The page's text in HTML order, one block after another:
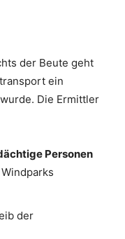
der Beute geht
ein
Die Ermittler
Personen
der